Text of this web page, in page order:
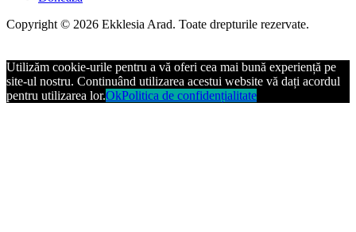
Copyright © 2026 Ekklesia Arad. Toate drepturile rezervate.
Utilizăm cookie-urile pentru a vă oferi cea mai bună experiență pe
site-ul nostru. Continuând utilizarea acestui website vă dați acordul
pentru utilizarea lor.OkPolitica de confidențialitate